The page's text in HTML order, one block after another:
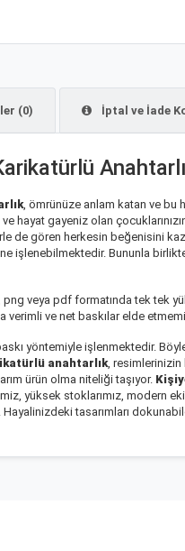
(0) İptal ve İade
, ömrünüze anlam katan ve bu
hayat gayeniz olan
de gören herkesin beğenisini
işlenebilmektedir. Bununla
veya pdf formatında tek tek
ve net baskılar elde
yöntemiyle işlenmektedir.
anahtarlık, resimlerinizin
ürün olma niteliği taşıyor.
yüksek stoklarımız, modern
Hayalinizdeki tasarımları